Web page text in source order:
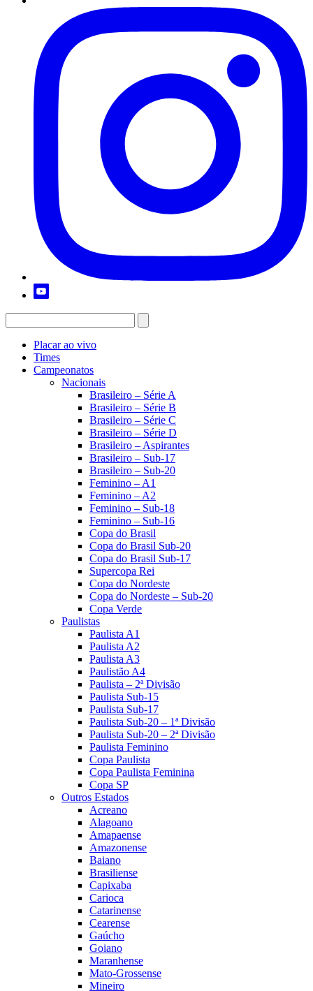
Placar ao vivo
Times
Campeonatos
Nacionais
Brasileiro – Série A
Brasileiro – Série B
Brasileiro – Série C
Brasileiro – Série D
Brasileiro – Aspirantes
Brasileiro – Sub-17
Brasileiro – Sub-20
Feminino – A1
Feminino – A2
Feminino – Sub-18
Feminino – Sub-16
Copa do Brasil
Copa do Brasil Sub-20
Copa do Brasil Sub-17
Supercopa Rei
Copa do Nordeste
Copa do Nordeste – Sub-20
Copa Verde
Paulistas
Paulista A1
Paulista A2
Paulista A3
Paulistão A4
Paulista – 2ª Divisão
Paulista Sub-15
Paulista Sub-17
Paulista Sub-20 – 1ª Divisão
Paulista Sub-20 – 2ª Divisão
Paulista Feminino
Copa Paulista
Copa Paulista Feminina
Copa SP
Outros Estados
Acreano
Alagoano
Amapaense
Amazonense
Baiano
Brasiliense
Capixaba
Carioca
Catarinense
Cearense
Gaúcho
Goiano
Maranhense
Mato-Grossense
Mineiro